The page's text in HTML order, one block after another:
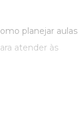
planejar aulas
atender às